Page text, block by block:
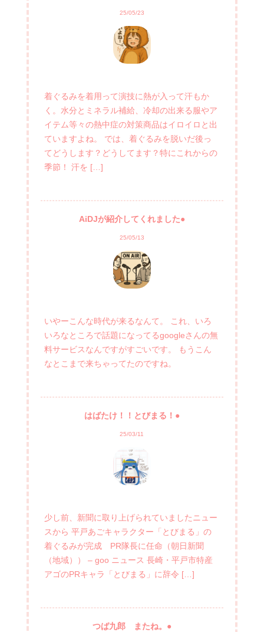
25/05/23
着ぐるみを着用って演技に熱が入って汗もか
く。水分とミネラル補給、冷却の出来る服やア
イテム等々の熱中症の対策商品はイロイロと出
ていますよね。 では、着ぐるみを脱いだ後っ
てどうします？どうしてます？特にこれからの
季節！ 汗を […]
AiDJが紹介してくれました●
25/05/13
いやーこんな時代が来るなんて。 これ、いろ
いろなところで話題になってるgoogleさんの無
料サービスなんですがすごいです。 もうこん
なとこまで来ちゃってたのですね。
はばたけ！！とびまる！●
25/03/11
少し前、新聞に取り上げられていましたニュー
スから 平戸あごキャラクター「とびまる」の
着ぐるみが完成 PR隊長に任命（朝日新聞
（地域）） – goo ニュース 長崎・平戸市特産
アゴのPRキャラ「とびまる」に辞令 […]
つば九郎 またね。●